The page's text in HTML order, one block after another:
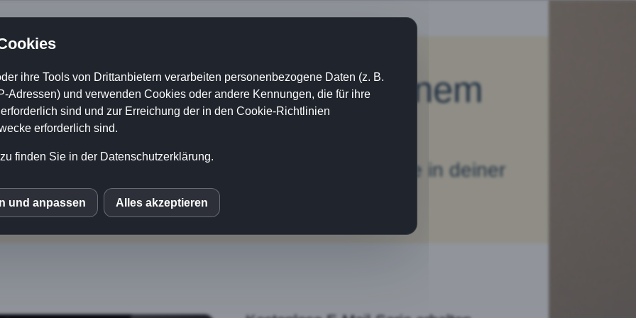
Zusatzmaterialien zu deinem
Kochbuch
Übersichten, damit Buchweizengrütze in deiner
Küche sicherer gelingt.
ihre Tools von Drittanbietern verarbeiten personenbezogene Daten (z. B.
Adressen) und verwenden Cookies oder andere Kennungen, die für ihre
sind und zur Erreichung der in den Cookie-Richtlinien
erforderlich sind.
finden Sie in der Datenschutzerklärung.
und anpassen Alles akzeptieren